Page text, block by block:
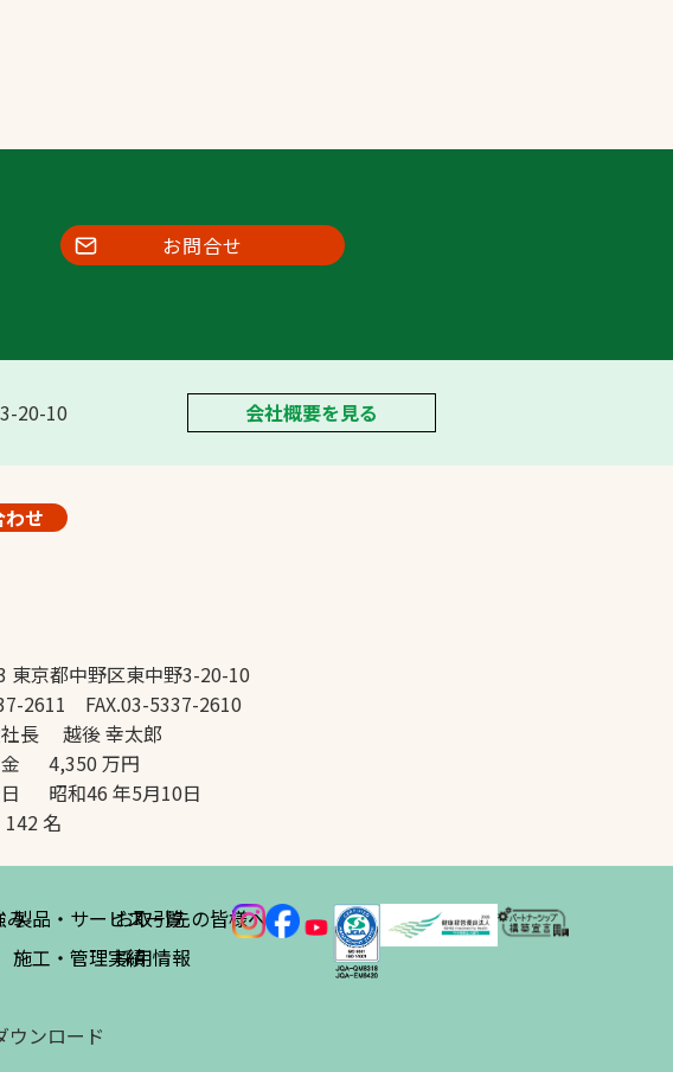
お問合せ
20-10 会社概要を見る
わせ
東京都中野区東中野3-20-10
2611 FAX.03-5337-2610
社長 越後 幸太郎
金 4,350 万円
日 昭和46 年5月10日
名
み
製品・サービス一覧
施工・管理実績
お取引先の皆様へ
採用情報
ウンロード